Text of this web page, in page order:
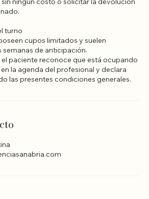
tendrá derecho a:
turno
cupos limitados y suelen
semanas de anticipación.
paciente reconoce que está ocupando